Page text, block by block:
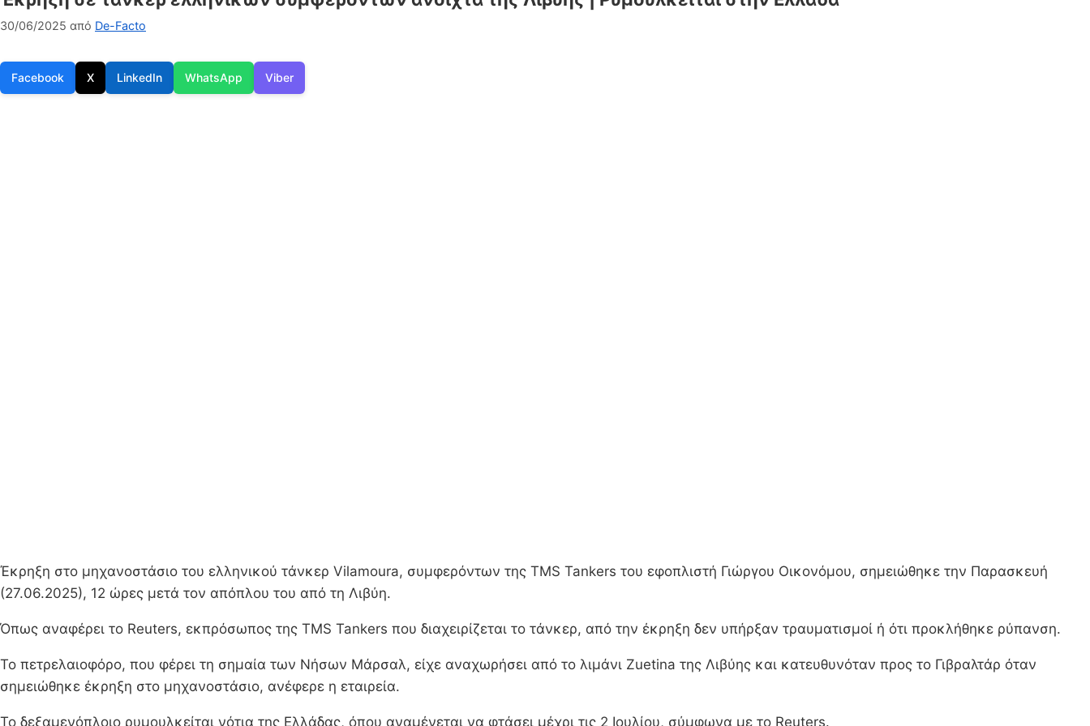
30/06/2025 από De-Facto
Facebook X LinkedIn WhatsApp Viber
Έκρηξη στο μηχανοστάσιο του ελληνικού τάνκερ Vilamoura, συμφερόντων της TMS Tankers του εφοπλιστή Γιώργου Οικονόμου, σημειώθηκε την Παρασκευή
(27.06.2025), 12 ώρες μετά τον απόπλου του από τη Λιβύη.
Όπως αναφέρει το Reuters, εκπρόσωπος της TMS Tankers που διαχειρίζεται το τάνκερ, από την έκρηξη δεν υπήρξαν τραυματισμοί ή ότι προκλήθηκε ρύπανση.
Το πετρελαιοφόρο, που φέρει τη σημαία των Νήσων Μάρσαλ, είχε αναχωρήσει από το λιμάνι Zuetina της Λιβύης και κατευθυνόταν προς το Γιβραλτάρ όταν
σημειώθηκε έκρηξη στο μηχανοστάσιο, ανέφερε η εταιρεία.
Το δεξαμενόπλοιο ρυμουλκείται νότια της Ελλάδας, όπου αναμένεται να φτάσει μέχρι τις 2 Ιουλίου, σύμφωνα με το Reuters.